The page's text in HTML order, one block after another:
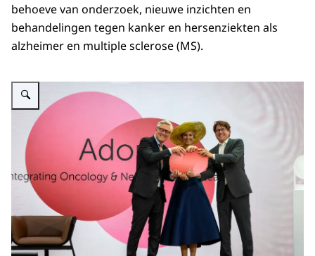
behoeve van onderzoek, nieuwe inzichten en
behandelingen tegen kanker en hersenziekten als
alzheimer en multiple sclerose (MS).
Vergroot afbeelding Koningin Máxima opent onderzoekscentrum ADORE